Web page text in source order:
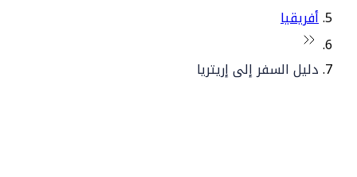
أفريقيا
دليل السفر إلى إريتريا